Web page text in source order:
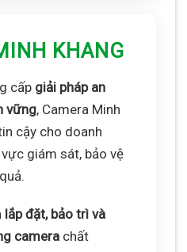
KHANG
cấp giải pháp an
vững, Camera Minh
cậy cho doanh
giám sát, bảo vệ
lắp đặt, bảo trì và
camera chất